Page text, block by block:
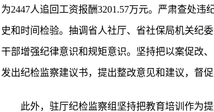
为2447人追回工资报酬3201.57万元。严肃查处
史和时间检验。抽调省人社厅、省社保局机关纪
干部增强纪律意识和规矩意识。坚持把以案促改
发出纪检监察建议书，提出整改意见和建议，督
此外，驻厅纪检监察组坚持把教育培训作为